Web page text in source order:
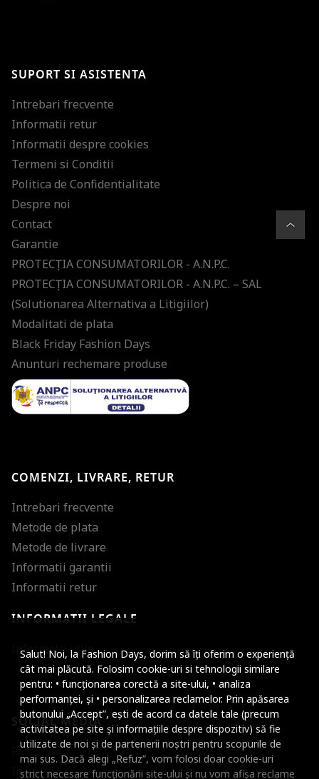
Salut! Noi, la Fashion Days, dorim să îți oferim o experiență
cât mai plăcută. Folosim cookie-uri si tehnologii similare
pentru: • funcționarea corectă a site-ului, • analiza
performanței, și • personalizarea reclamelor. Prin apăsarea
butonului „Accept”, ești de acord ca datele tale (precum
activitatea pe site și informațiile despre dispozitiv) să fie
utilizate de noi și de partenerii noștri pentru scopurile de
mai sus. Dacă alegi „Refuz”, vom folosi doar cookie-uri
strict necesare funcționării site-ului și nu vom afișa reclame
ultimele tendinte in moda!
SUPORT SI ASISTENTA
Intrebari frecvente
Informatii retur
Informatii despre cookies
Termeni si Conditii
Politica de Confidentialitate
Despre noi
Contact
Garantie
PROTECŢIA CONSUMATORILOR - A.N.P.C.
PROTECŢIA CONSUMATORILOR - A.N.P.C. – SAL
(Solutionarea Alternativa a Litigiilor)
Modalitati de plata
Black Friday Fashion Days
Anunturi rechemare produse
COMENZI, LIVRARE, RETUR
Intrebari frecvente
Metode de plata
Metode de livrare
Informatii garantii
Informatii retur
INFORMATII LEGALE
Informatii utile
SOCIAL MEDIA
Facebook
Instagram
Micsoreaza
Mareste spatierea
Micsoreaza
Mareste inaltimea